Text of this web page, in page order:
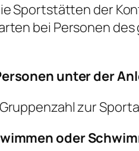
Sportstätten der
bei Personen
unter der
zur
oder